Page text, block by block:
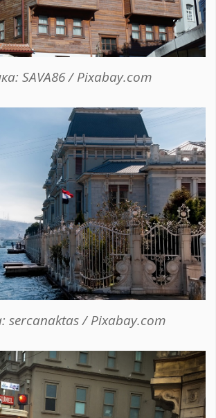
SAVA86 / Pixabay.com
sercanaktas / Pixabay.com